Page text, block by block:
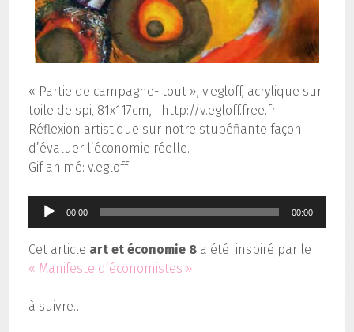
« Partie de campagne- tout », v.egloff, acrylique sur
toile de spi, 81x117cm, http://v.egloff.free.fr
Réflexion artistique sur notre stupéfiante façon
d’évaluer l’économie réelle.
Gif animé: v.egloff
Lecteur
00:00 00:00
Cet article art et économie 8 a été inspiré par le
« Manifeste d’économistes »
à suivre…